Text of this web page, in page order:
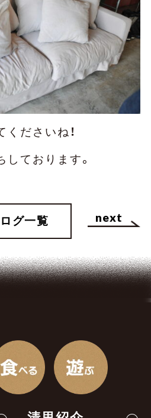
ださいね！
ております。
グ一覧 next